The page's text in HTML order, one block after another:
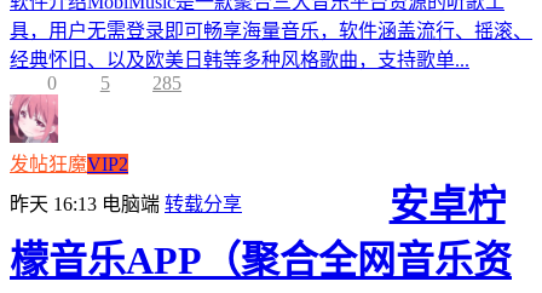
具，用户无需登录即可畅享海量音乐，软件涵盖流行、摇滚、
经典怀旧、以及欧美日韩等多种风格歌曲，支持歌单...
0
5 285
发帖狂魔VIP2
昨天 16:13 电脑端 转载分享
安卓柠
檬音乐APP（聚合全网音乐资